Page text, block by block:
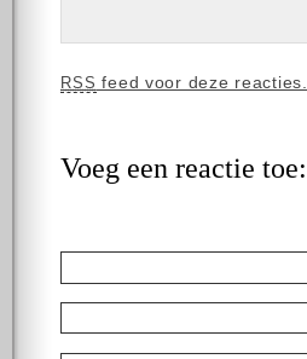
RSS feed voor deze reacties.
Voeg een reactie toe: